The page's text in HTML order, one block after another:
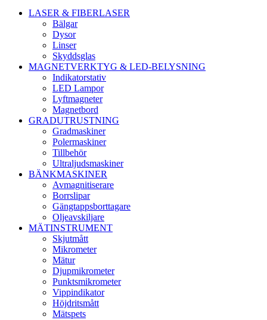
LASER & FIBERLASER
Bälgar
Dysor
Linser
Skyddsglas
MAGNETVERKTYG & LED-BELYSNING
Indikatorstativ
LED Lampor
Lyftmagneter
Magnetbord
GRADUTRUSTNING
Gradmaskiner
Polermaskiner
Tillbehör
Ultraljudsmaskiner
BÄNKMASKINER
Avmagnitiserare
Borrslipar
Gängtappsborttagare
Oljeavskiljare
MÄTINSTRUMENT
Skjutmått
Mikrometer
Mätur
Djupmikrometer
Punktsmikrometer
Vippindikator
Höjdritsmått
Mätspets